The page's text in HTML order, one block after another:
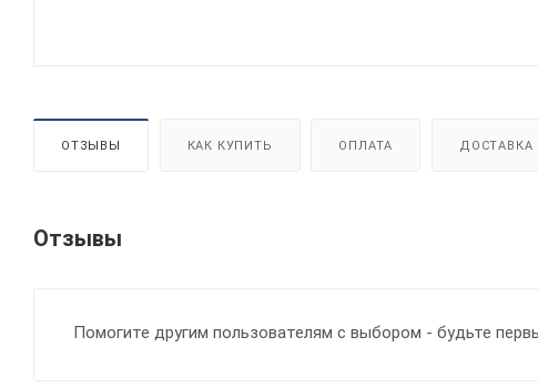
ОТЗЫВЫ КАК КУПИТЬ ОПЛАТА ДОСТАВКА
Отзывы
Помогите другим пользователям с выбором - будьте